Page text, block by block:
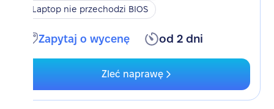
Laptop nie przechodzi BIOS
Zapytaj o wycenę od 2 dni
Zleć naprawę